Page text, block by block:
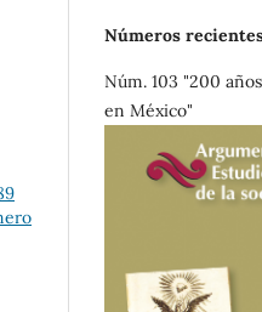
Números
Núm. 103 "200
en México"